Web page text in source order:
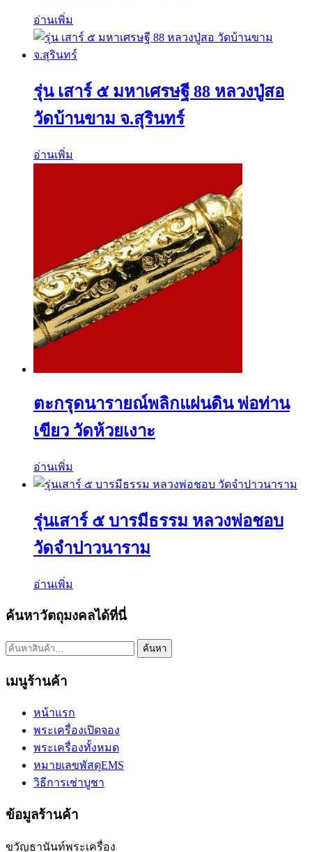
อ่านเพิ่ม
รุ่น เสาร์ ๕ มหาเศรษฐี 88 หลวงปู่สอ
วัดบ้านขาม จ.สุรินทร์
อ่านเพิ่ม
ตะกรุดนารายณ์พลิกแผ่นดิน พ่อท่าน
เขียว วัดห้วยเงาะ
อ่านเพิ่ม
รุ่นเสาร์ ๕ บารมีธรรม หลวงพ่อชอบ
วัดจำปาวนาราม
อ่านเพิ่ม
ค้นหาวัตถุมงคลได้ที่นี่
ค้นหา: ค้นหา
เมนูร้านค้า
หน้าแรก
พระเครื่องเปิดจอง
พระเครื่องทั้งหมด
หมายเลขพัสดุEMS
วิธีการเช่าบูชา
ข้อมูลร้านค้า
ขวัญธานันท์พระเครื่อง